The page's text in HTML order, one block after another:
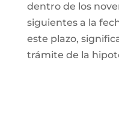
dentro de los
siguientes a la
este plazo,
trámite de la